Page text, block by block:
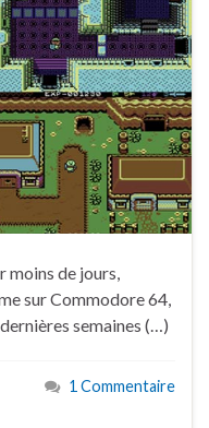
moins de jours,
sur Commodore 64,
semaines (…)
1 Commentaire